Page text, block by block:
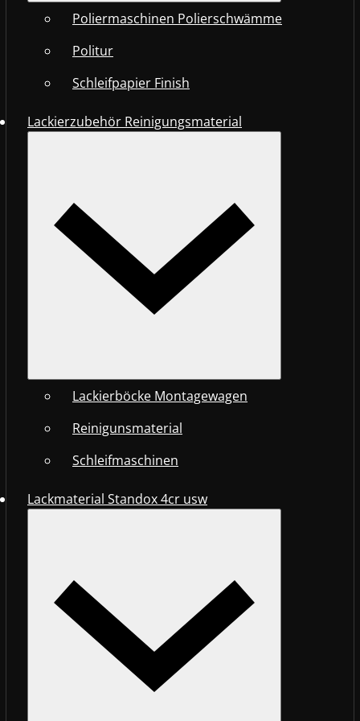
Poliermaschinen Polierschwämme
Politur
Schleifpapier Finish
Lackierzubehör Reinigungsmaterial
Lackierböcke Montagewagen
Reinigunsmaterial
Schleifmaschinen
Lackmaterial Standox 4cr usw